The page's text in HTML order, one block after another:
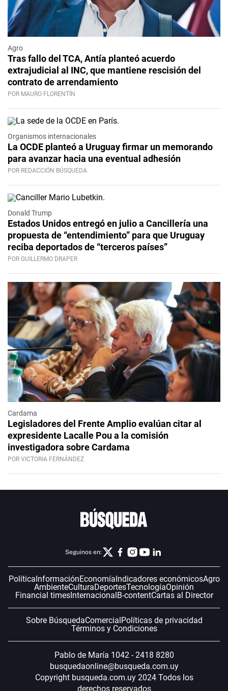
Agro
Tras fallo del TCA, Antía planteó acuerdo
extrajudicial al INC, que mantiene rescisión del
contrato de arrendamiento
POR MAURO FLORENTÍN
Organismos internacionales
La OCDE planteó a Uruguay firmar un memorando
para avanzar hacia una eventual adhesión
POR REDACCIÓN BÚSQUEDA
Donald Trump
Estados Unidos entregó en julio a Cancillería una
propuesta de “entendimiento” para que Uruguay
reciba deportados de “terceros países”
POR GUILLERMO DRAPER
Cardama
Legisladores del Frente Amplio evalúan citar al
expresidente Lacalle Pou a la comisión
investigadora sobre Cardama
POR VICTORIA FERNÁNDEZ
Seguinos en:
PolíticaInformaciónEconomíaIndicadores económicosAgro
AmbienteCulturaDeportesTecnologíaOpinión
Financial timesInternacionalB-contentCartas al Director
Sobre BúsquedaComercialPolíticas de privacidad
Términos y Condiciones
Pablo de María 1042 - 2418 8280
busquedaonline@busqueda.com.uy
Copyright busqueda.com.uy 2024 Todos los
derechos reservados